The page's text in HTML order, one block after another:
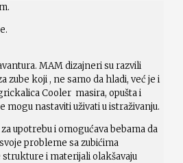
MAM dizajneri su razvili
zube koji , ne samo da hladi, već je i
Cooler masira, opušta i
mogu nastaviti uživati u istraživanju.
upotrebu i omogućava bebama da
probleme sa zubićima
i materijali olakšavaju